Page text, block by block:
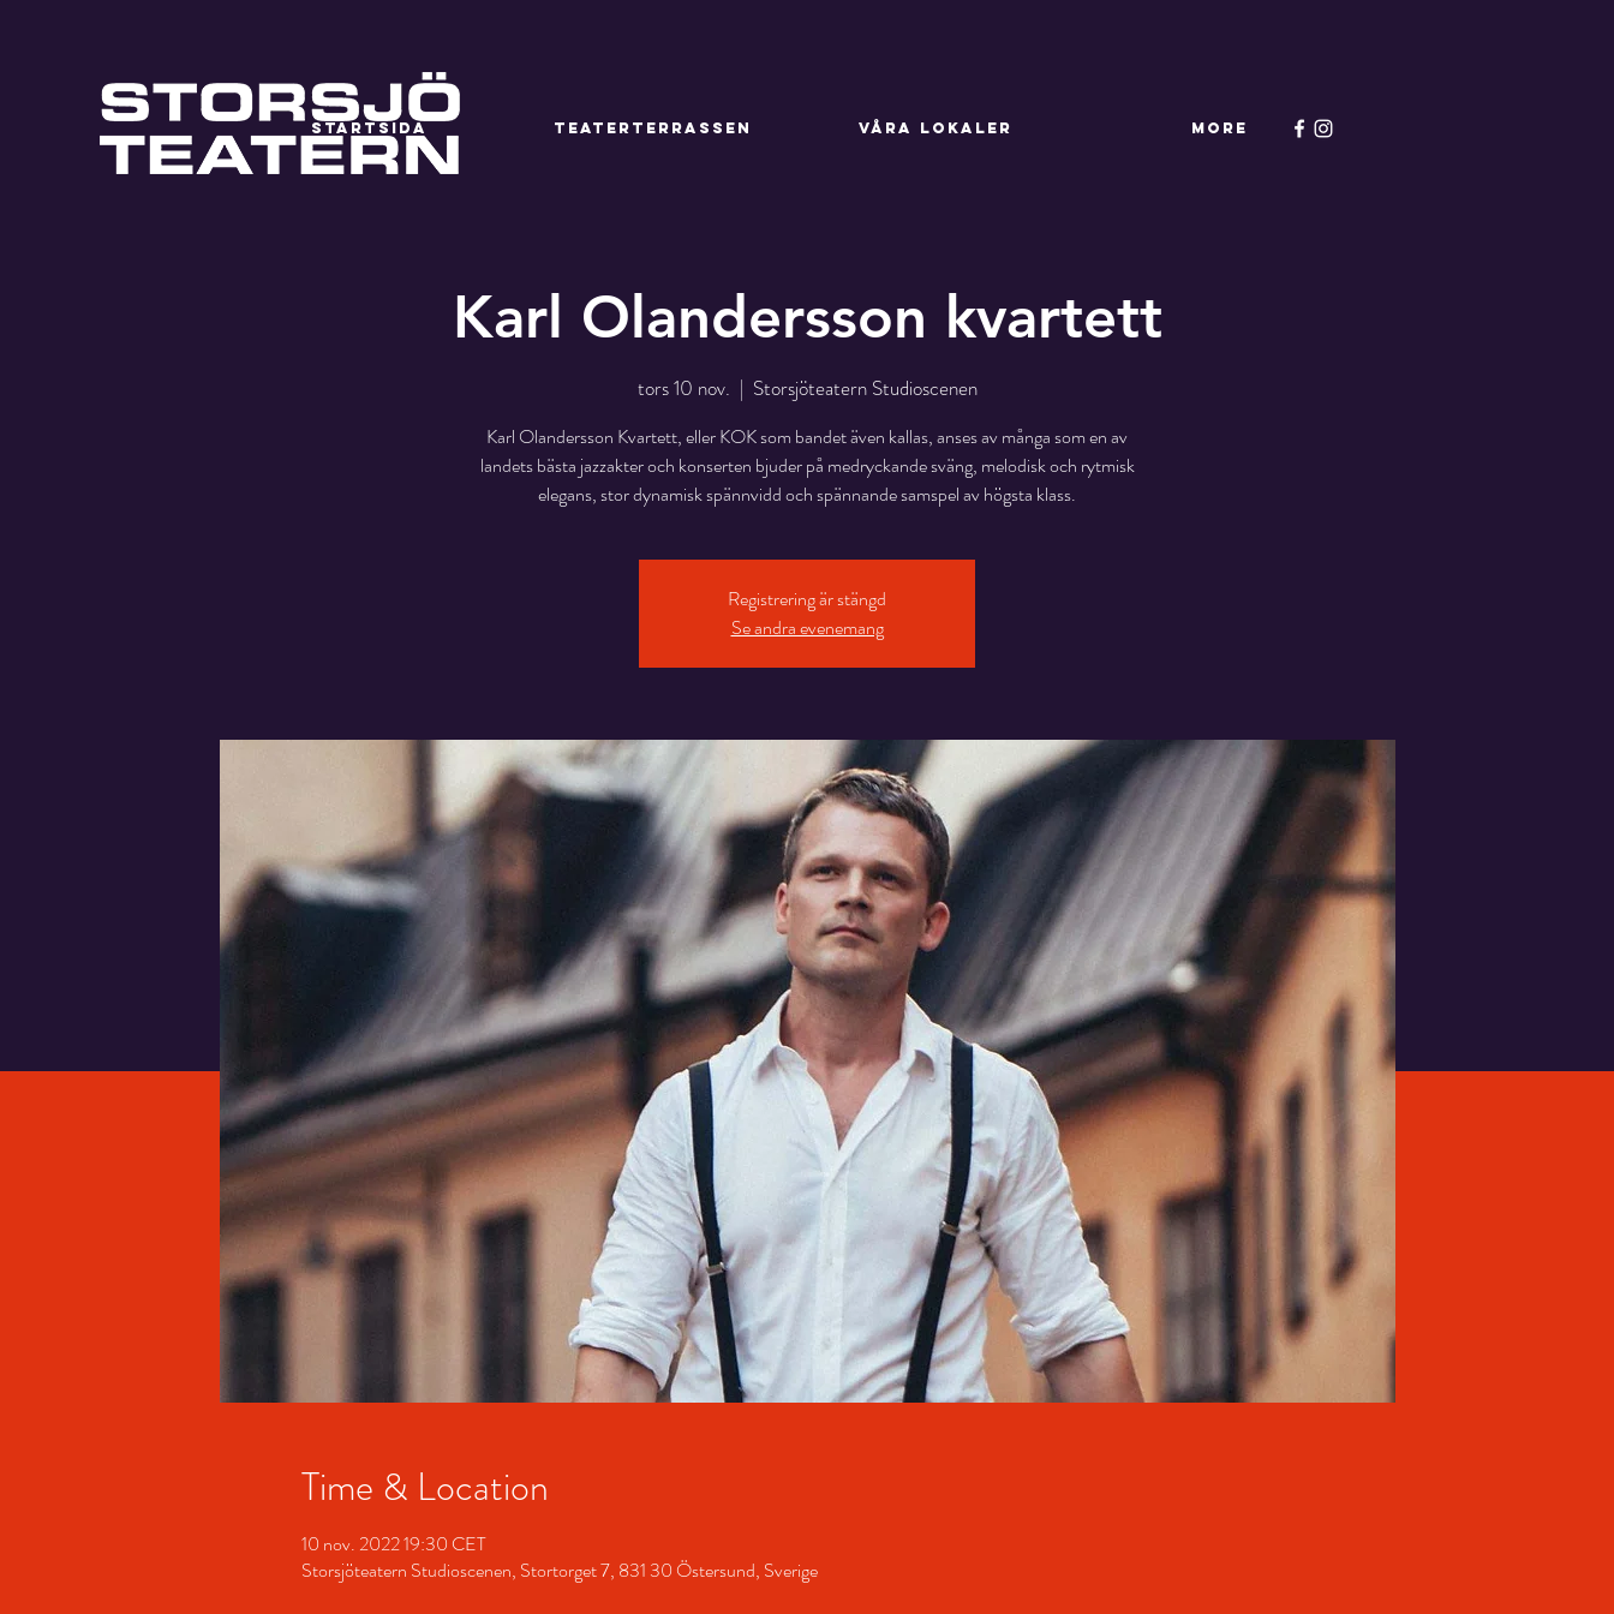
STARTSIDA TEATERTERRASSEN VÅRA LOKALER More
Karl Olandersson kvartett
tors 10 nov.
  |
Storsjöteatern Studioscenen
Karl Olandersson Kvartett, eller KOK som bandet även kallas, anses av många som en av
landets bästa jazzakter och konserten bjuder på medryckande sväng, melodisk och rytmisk
elegans, stor dynamisk spännvidd och spännande samspel av högsta klass.
Registrering är stängd
Se andra evenemang
Time & Location
10 nov. 2022 19:30 CET
Storsjöteatern Studioscenen, Stortorget 7, 831 30 Östersund, Sverige